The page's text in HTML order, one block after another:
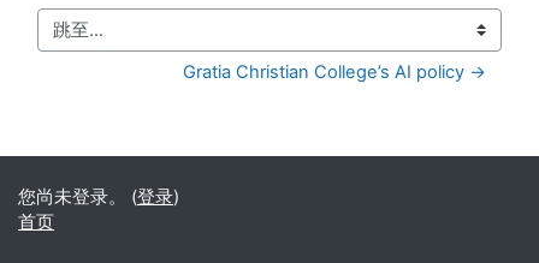
跳至...
Gratia Christian College’s AI policy →
您尚未登录。 (登录)
首页